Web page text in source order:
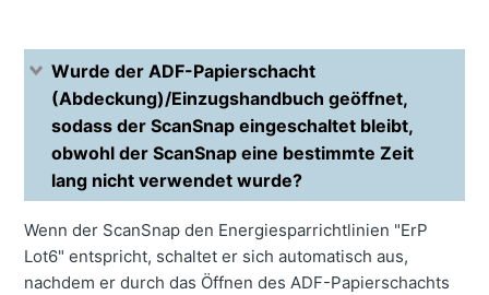
Wurde der ADF-Papierschacht
(Abdeckung)/Einzugshandbuch geöffnet,
sodass der ScanSnap eingeschaltet bleibt,
obwohl der ScanSnap eine bestimmte Zeit
lang nicht verwendet wurde?
Wenn der ScanSnap den Energiesparrichtlinien "ErP
Lot6" entspricht, schaltet er sich automatisch aus,
nachdem er durch das Öffnen des ADF-Papierschachts